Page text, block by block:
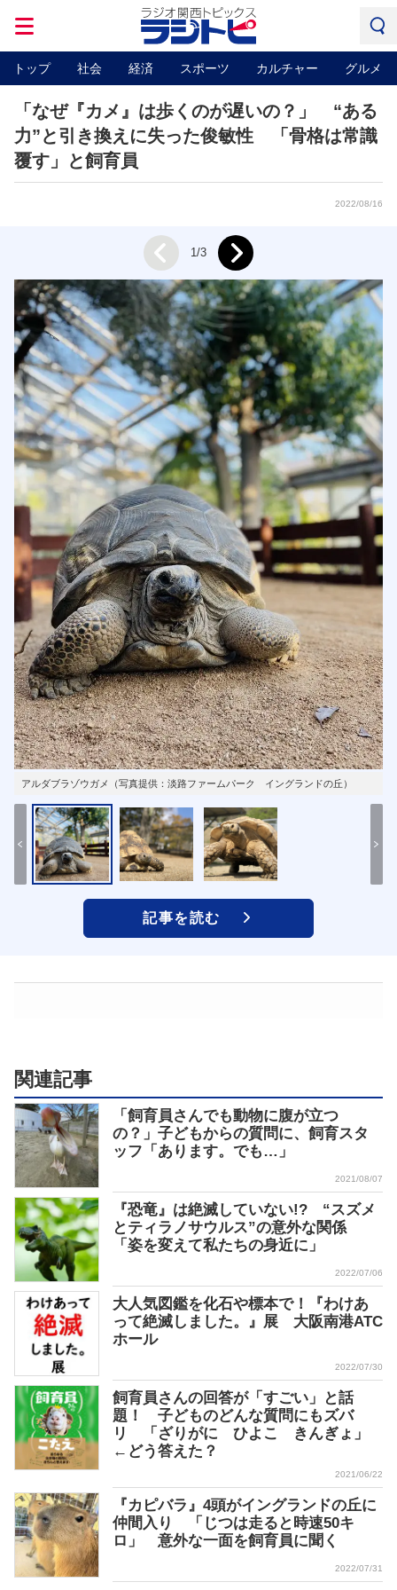
トップ 社会 経済 スポーツ カルチャー グルメ
「なぜ『カメ』は歩くのが遅いの？」 “ある
力”と引き換えに失った俊敏性 「骨格は常識
覆す」と飼育員
2022/08/16
アルダブラゾウガメ（写真提供：淡路ファームパーク イングランドの丘）
Prev 1/3 Next
記事を読む
関連記事
「飼育員さんでも動物に腹が立つ
の？」子どもからの質問に、飼育スタ
ッフ「あります。でも…」
2021/08/07
『恐竜』は絶滅していない!? “スズメ
とティラノサウルス”の意外な関係
「姿を変えて私たちの身近に」
2022/07/06
大人気図鑑を化石や標本で！『わけあ
って絶滅しました。』展 大阪南港ATC
ホール
2022/07/30
飼育員さんの回答が「すごい」と話
題！ 子どものどんな質問にもズバ
リ 「ざりがに ひよこ きんぎょ」
←どう答えた？
2021/06/22
『カピバラ』4頭がイングランドの丘に
仲間入り 「じつは走ると時速50キ
ロ」 意外な一面を飼育員に聞く
2022/07/31